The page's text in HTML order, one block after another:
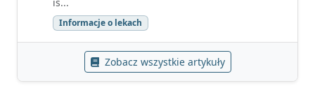
Informacje o lekach
Zobacz wszystkie artykuły